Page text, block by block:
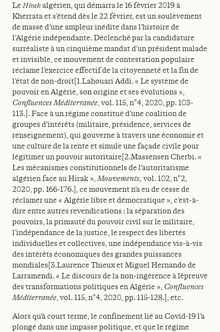
LeHirakalgérien, qui démarra le 16 février 2019 à
Kherrata et s’étend dès le 22 février, est un soulèvement
de masse d’une ampleur inédite dans l’histoire de
l’Algérie indépendante. Déclenché par la candidature
surréaliste à un cinquième mandat d’un président malade
et invisible, ce mouvement de contestation populaire
réclame l’exercice effectif de la citoyenneté et la fin de
l’état de non-droit[1.Lahouari Addi. « Le système de
pouvoir en Algérie, son origine et ses évolutions »,
Confluences Méditerranée, vol. 115, n°4, 2020, pp. 103-
113.]. Face à un régime constitué d’une coalition de
groupes d’intérêts (militaire, présidence, services de
renseignement), qui gouverne à travers une économie et
une culture de la rente et simule une façade civile pour
légitimer un pouvoir autoritaire[2.Massensen Cherbi. «
Les mécanismes constitutionnels de l’autoritarisme
algérien face au Hirak »,Mouvements, vol. 102, n°2,
2020, pp. 166-176.], ce mouvement n’a eu de cesse de
réclamer une « Algérie libre et démocratique », c’est-à-
dire entre autres revendications : la séparation des
pouvoirs, la primauté du pouvoir civil sur le militaire,
l’indépendance de la justice, le respect des libertés
individuelles et collectives, une indépendance vis-à-vis
des intérêts économiques des grandes puissances
mondiales[3.Laurence Thieux et Miguel Hernando de
Larramendi. « Le discours de la non-ingérence à l´épreuve
des transformations politiques en Algérie », Confluences
Méditerranée, vol. 115, n°4, 2020, pp. 115-128.], etc.
Alors qu’à court terme, le confinement lié au Covid-19 l’a
plongé dans une impasse politique, et que le régime